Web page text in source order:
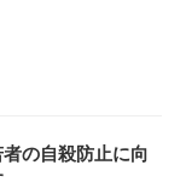
の自殺防止に向